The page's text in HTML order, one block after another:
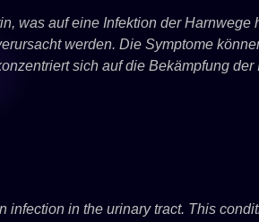
was auf eine Infektion der
werden. Die Symptome
sich auf die Bekämpfung
in the urinary tract. This